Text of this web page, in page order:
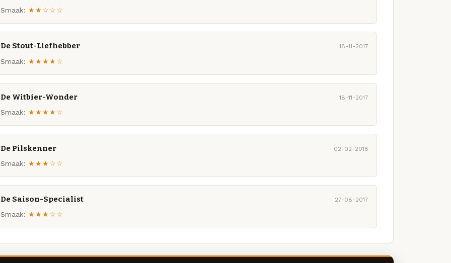
Smaak: ★★☆☆☆
De Stout-Liefhebber 18-11-2017
Smaak: ★★★★☆
De Witbier-Wonder 18-11-2017
Smaak: ★★★★☆
De Pilskenner 02-02-2018
Smaak: ★★★☆☆
De Saison-Specialist 27-08-2017
Smaak: ★★★☆☆